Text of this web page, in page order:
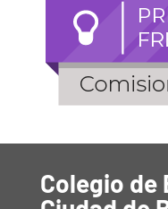
Colegio de